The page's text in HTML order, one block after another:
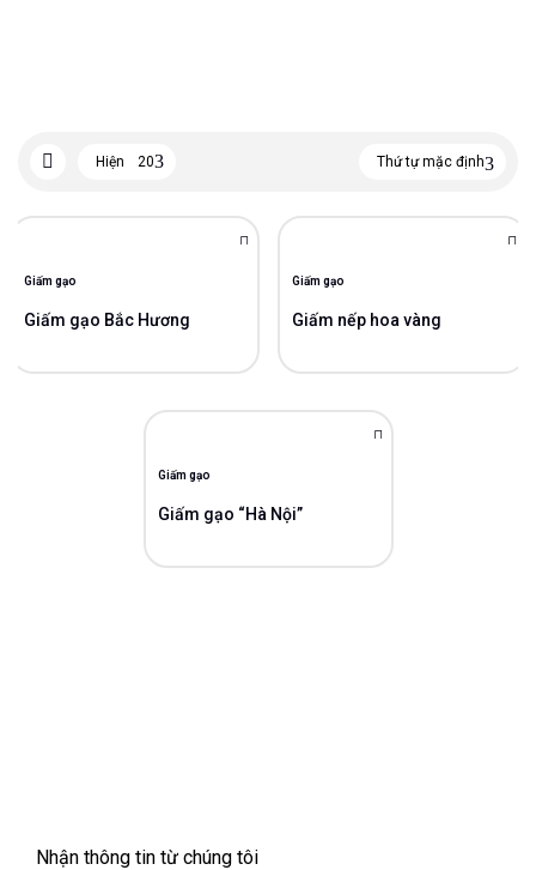
Thứ tự mặc định
Hiện 20
Giấm gạo
Giấm gạo Bắc Hương
Giấm gạo
Giấm nếp hoa vàng
Giấm gạo
Giấm gạo “Hà Nội”
Nhận thông tin từ chúng tôi